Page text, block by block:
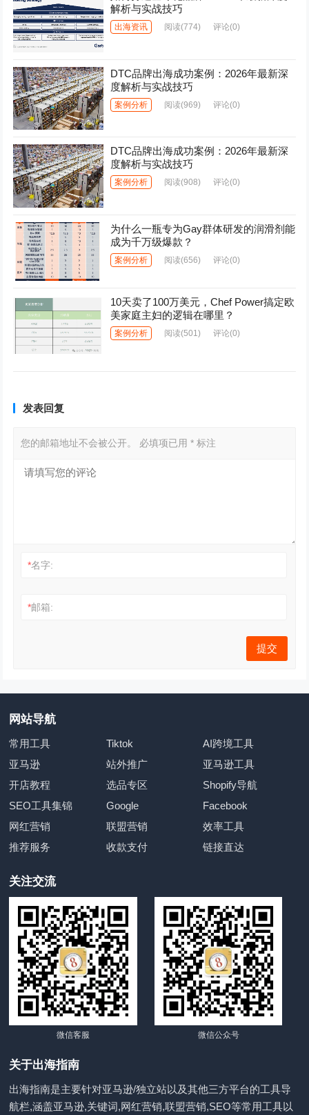
解析与实战技巧
出海资讯 阅读(774) 评论(0)
DTC品牌出海成功案例：2026年最新深
度解析与实战技巧
案例分析 阅读(969) 评论(0)
DTC品牌出海成功案例：2026年最新深
度解析与实战技巧
案例分析 阅读(908) 评论(0)
为什么一瓶专为Gay群体研发的润滑剂能
成为千万级爆款？
案例分析 阅读(656) 评论(0)
10天卖了100万美元，Chef Power搞定欧
美家庭主妇的逻辑在哪里？
案例分析 阅读(501) 评论(0)
发表回复
您的邮箱地址不会被公开。 必填项已用* 标注
*名字:
*邮箱:
网站导航
常用工具 Tiktok
AI跨境工具
亚马逊
站外推广
亚马逊工具
开店教程
选品专区
Shopify导航
SEO工具集锦
Google
Facebook
网红营销
联盟营销
效率工具
推荐服务
收款支付 链接直达
关注交流
微信客服 微信公众号
关于出海指南
出海指南是主要针对亚马逊/独立站以及其他三方平台的工具导
航栏,涵盖亚马逊,关键词,网红营销,联盟营销,SEO等常用工具以